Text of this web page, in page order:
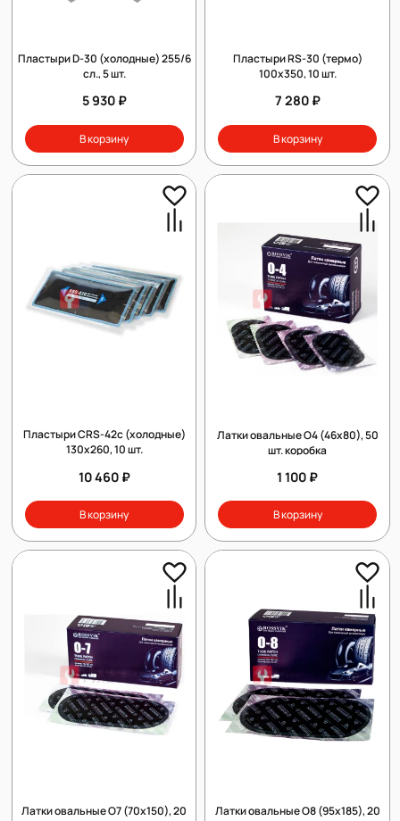
Пластыри D-30 (холодные) 255/6
сл., 5 шт.
5 930 ₽
В корзину
Пластыри RS-30 (термо)
100х350, 10 шт.
7 280 ₽
В корзину
Пластыри СRS-42с (холодные)
130х260, 10 шт.
10 460 ₽
В корзину
Латки овальные О4 (46х80), 50
шт. коробка
1 100 ₽
В корзину
Латки овальные О7 (70х150), 20
Латки овальные О8 (95х185), 20